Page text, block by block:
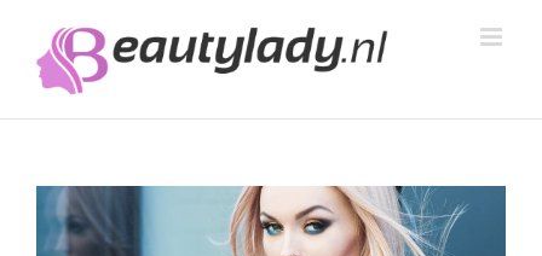
inhoud